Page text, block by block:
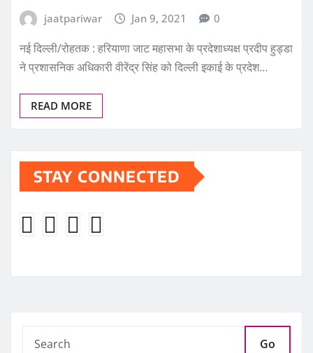
jaatpariwar Jan 9, 2021 0
नई दिल्ली/रोहतक : हरियाणा जाट महासभा के प्रदेशाध्यक्ष प्रदीप हुड्डा
ने प्रशासनिक अधिकारी वीरेंद्र सिंह को दिल्ली इकाई के प्रदेश…
READ MORE
STAY CONNECTED
Go